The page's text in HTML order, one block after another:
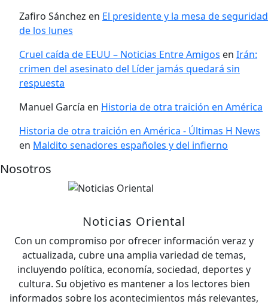
Zafiro Sánchez en El presidente y la mesa de seguridad
de los lunes
Cruel caída de EEUU – Noticias Entre Amigos en Irán:
crimen del asesinato del Líder jamás quedará sin
respuesta
Manuel García en Historia de otra traición en América
Historia de otra traición en América - Últimas H News
en Maldito senadores españoles y del infierno
Nosotros
Noticias Oriental
Con un compromiso por ofrecer información veraz y
actualizada, cubre una amplia variedad de temas,
incluyendo política, economía, sociedad, deportes y
cultura. Su objetivo es mantener a los lectores bien
informados sobre los acontecimientos más relevantes,